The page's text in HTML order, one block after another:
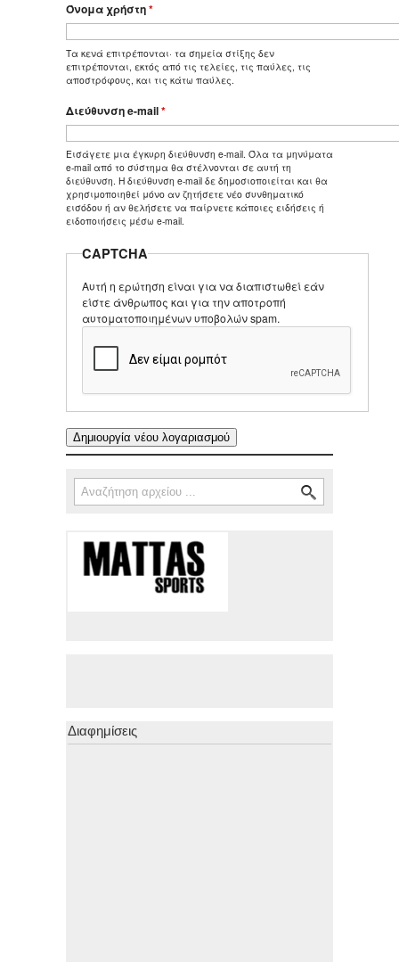
Όνομα χρήστη*
Τα κενά επιτρέπονται· τα σημεία στίξης δεν
επιτρέπονται, εκτός από τις τελείες, τις παύλες, τις
αποστρόφους, και τις κάτω παύλες.
Διεύθυνση e-mail*
Εισάγετε μια έγκυρη διεύθυνση e-mail. Όλα τα μηνύματα
e-mail από το σύστημα θα στέλνονται σε αυτή τη
διεύθυνση. Η διεύθυνση e-mail δε δημοσιοποιείται και θα
χρησιμοποιηθεί μόνο αν ζητήσετε νέο συνθηματικό
εισόδου ή αν θελήσετε να παίρνετε κάποιες ειδήσεις ή
ειδοποιήσεις μέσω e-mail.
CAPTCHA
Αυτή η ερώτηση είναι για να διαπιστωθεί εάν
είστε άνθρωπος και για την αποτροπή
αυτοματοποιημένων υποβολών spam.
Φόρμα αναζήτησης
Αναζήτηση
Διαφημίσεις